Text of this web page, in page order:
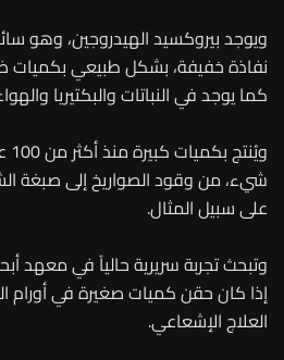
ويوجد بيروكسيد الهيدروجين، وهو
نفاذة خفيفة، بشكل طبيعي بكميات
كما يوجد في النباتات والبكتيريا
شيء، من وقود الصواريخ إلى صبغة
على سبيل المثال.
وتبحث تجربة سريرية حالياً في معهد
إذا كان حقن كميات صغيرة في أورام
العلاج الإشعاعي.